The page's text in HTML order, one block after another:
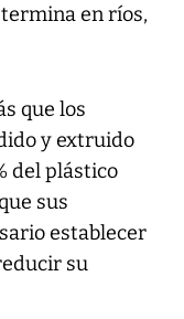
en ríos,
que los
y extruido
del plástico
sus
establecer
su